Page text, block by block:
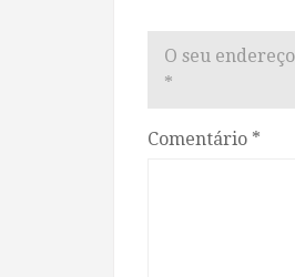
O seu
*
Comentário *